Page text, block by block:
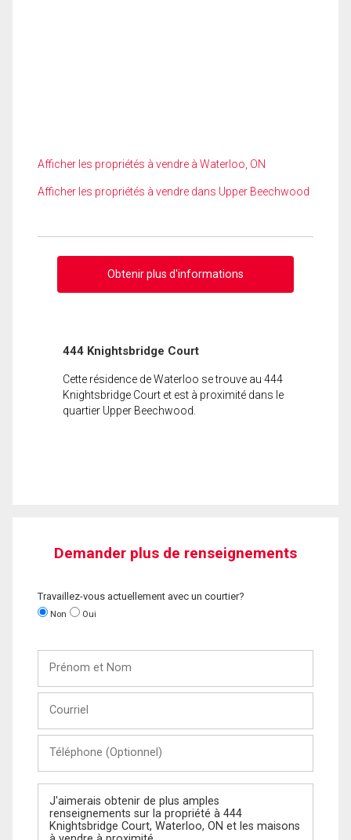
Afficher les propriétés à vendre à Waterloo, ON
Afficher les propriétés à vendre dans Upper Beechwood
Obtenir plus d'informations
444 Knightsbridge Court
Cette résidence de Waterloo se trouve au 444
Knightsbridge Court et est à proximité dans le
quartier Upper Beechwood.
Demander plus de renseignements
Travaillez-vous actuellement avec un courtier?
Non Oui
Nom
(Optionnel)
Message